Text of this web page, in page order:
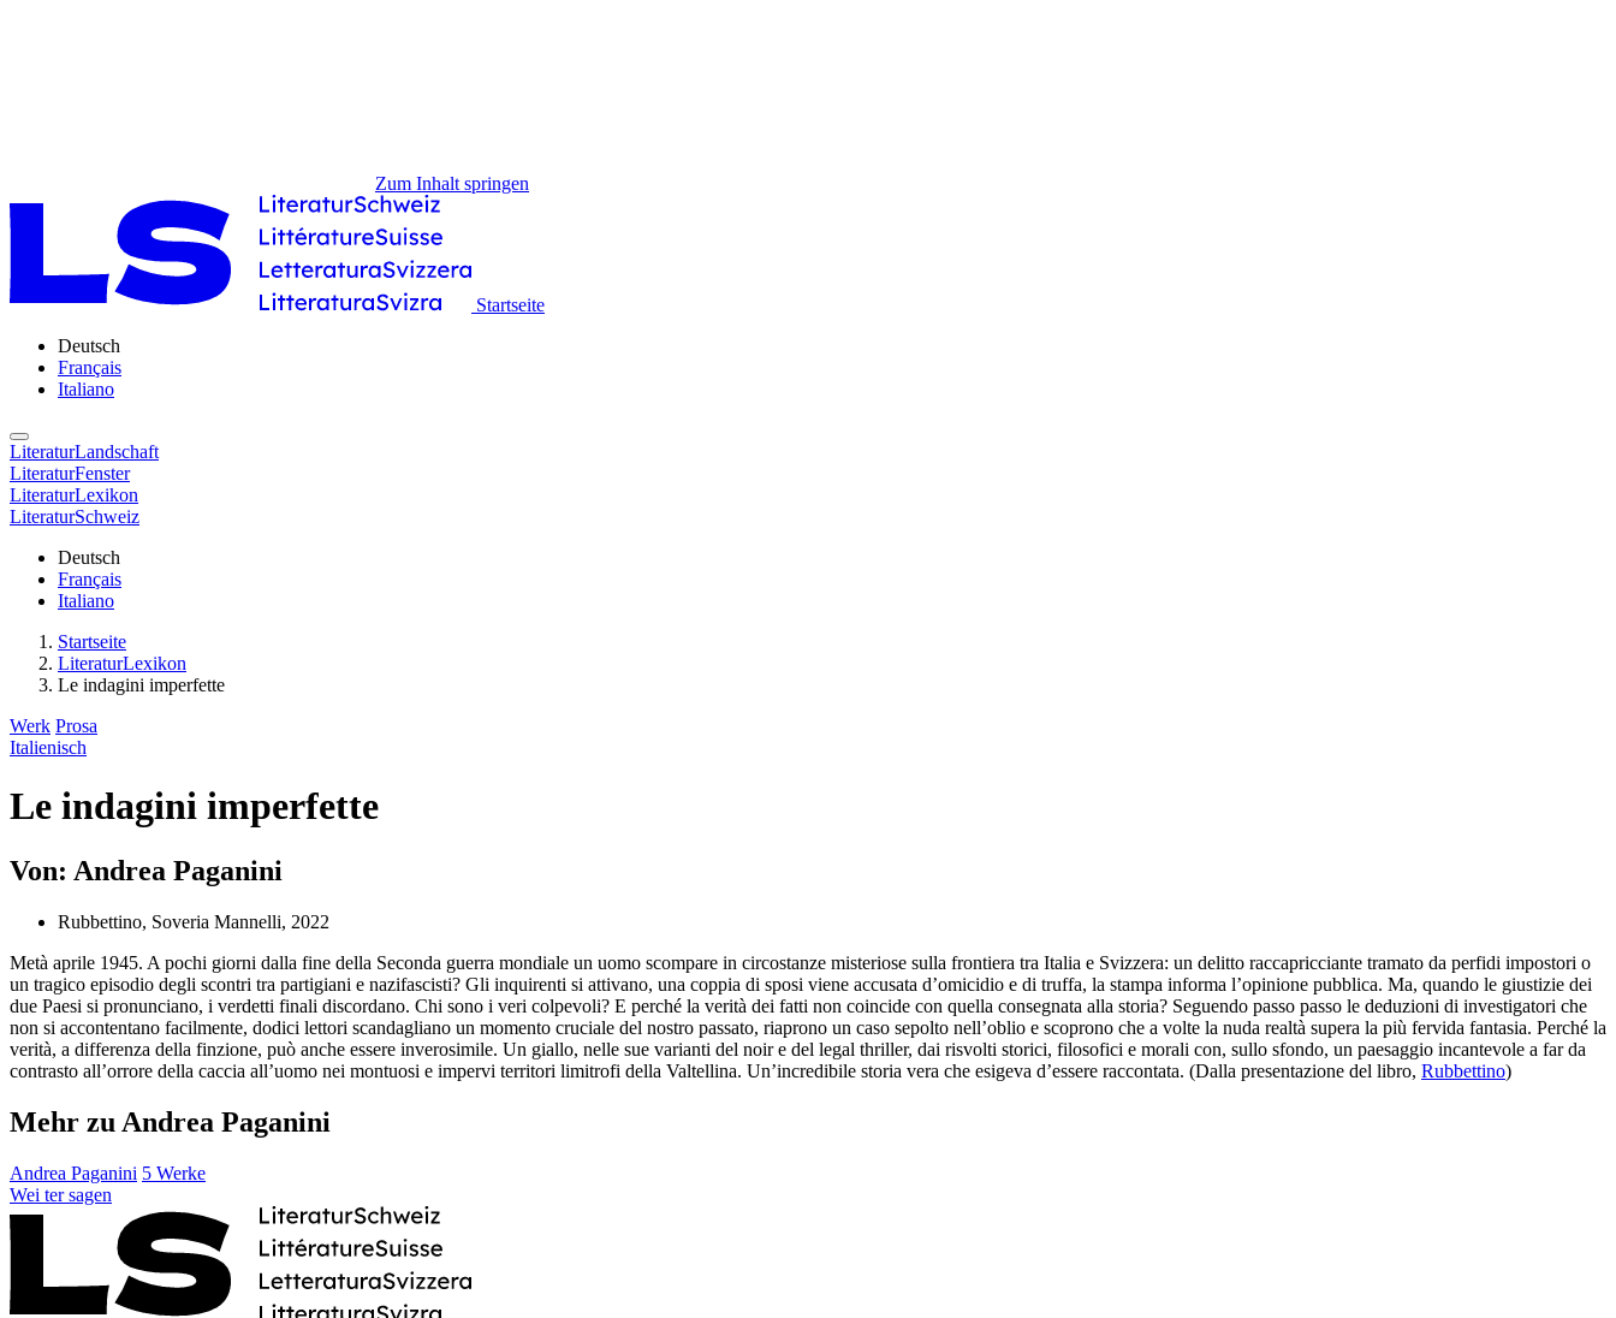
Zum Inhalt springen
Startseite
Deutsch
Français
Italiano
LiteraturLandschaft
LiteraturFenster
LiteraturLexikon
LiteraturSchweiz
Deutsch
Français
Italiano
Startseite
LiteraturLexikon
Le indagini imperfette
Werk Prosa
Italienisch
Le indagini imperfette
Von: Andrea Paganini
Rubbettino, Soveria Mannelli, 2022
Metà aprile 1945. A pochi giorni dalla fine della Seconda guerra mondiale un uomo scompare in circostanze misteriose sulla frontiera tra Italia e Svizzera: un delitto raccapricciante tramato da perfidi impostori o
un tragico episodio degli scontri tra partigiani e nazifascisti? Gli inquirenti si attivano, una coppia di sposi viene accusata d’omicidio e di truffa, la stampa informa l’opinione pubblica. Ma, quando le giustizie dei
due Paesi si pronunciano, i verdetti finali discordano. Chi sono i veri colpevoli? E perché la verità dei fatti non coincide con quella consegnata alla storia? Seguendo passo passo le deduzioni di investigatori che
non si accontentano facilmente, dodici lettori scandagliano un momento cruciale del nostro passato, riaprono un caso sepolto nell’oblio e scoprono che a volte la nuda realtà supera la più fervida fantasia. Perché la
verità, a differenza della finzione, può anche essere inverosimile. Un giallo, nelle sue varianti del noir e del legal thriller, dai risvolti storici, filosofici e morali con, sullo sfondo, un paesaggio incantevole a far da
contrasto all’orrore della caccia all’uomo nei montuosi e impervi territori limitrofi della Valtellina. Un’incredibile storia vera che esigeva d’essere raccontata. (Dalla presentazione del libro, Rubbettino)
Mehr zu Andrea Paganini
Andrea Paganini 5 Werke
Wei ter sagen